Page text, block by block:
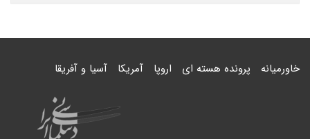
خاورمیانه پرونده هسته ای اروپا آمریکا آسیا و آفریقا